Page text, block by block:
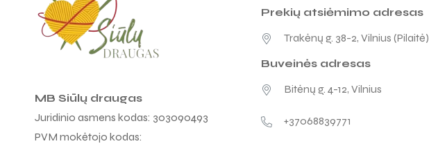
MB Siūlų draugas
Juridinio asmens kodas: 303090493
PVM mokėtojo kodas:
Prekių atsiėmimo adresas
Trakėnų g. 38-2, Vilnius (Pilaitė)
Buveinės adresas
Bitėnų g. 4-12, Vilnius
+37068839771